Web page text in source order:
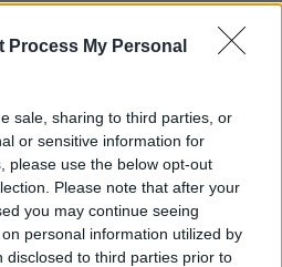
Process My Personal
sale, sharing to third parties, or
or sensitive information for
please use the below opt-out
Please note that after your
you may continue seeing
personal information utilized by
disclosed to third parties prior to